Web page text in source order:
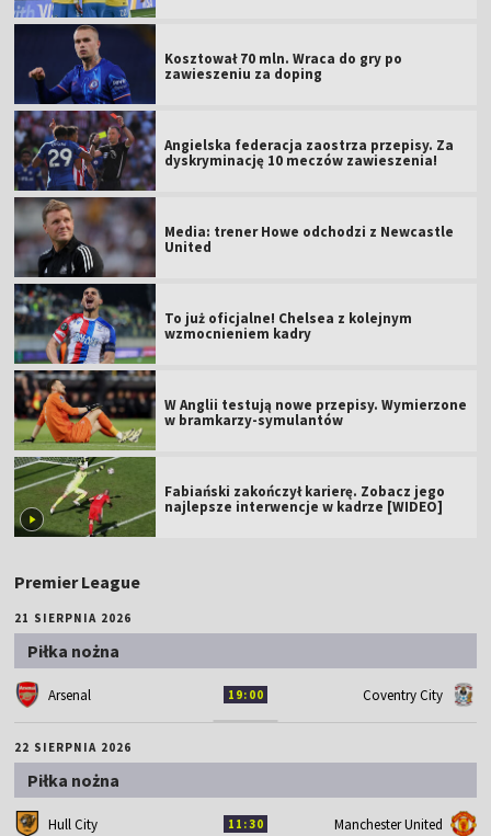
Kosztował 70 mln. Wraca do gry po
zawieszeniu za doping
Angielska federacja zaostrza przepisy. Za
dyskryminację 10 meczów zawieszenia!
Media: trener Howe odchodzi z Newcastle
United
To już oficjalne! Chelsea z kolejnym
wzmocnieniem kadry
W Anglii testują nowe przepisy. Wymierzone
w bramkarzy-symulantów
Fabiański zakończył karierę. Zobacz jego
najlepsze interwencje w kadrze [WIDEO]
Premier League
21 SIERPNIA 2026
Piłka nożna
Arsenal 19:00 Coventry City
22 SIERPNIA 2026
Piłka nożna
Hull City 11:30 Manchester United